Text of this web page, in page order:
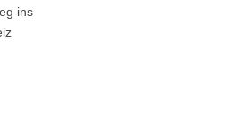
ins